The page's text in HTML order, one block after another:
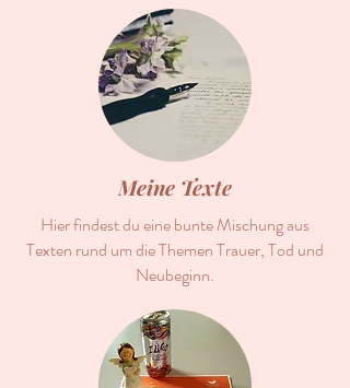
Meine Texte
Hier findest du eine bunte Mischung aus
Texten rund um die Themen Trauer, Tod und
Neubeginn.